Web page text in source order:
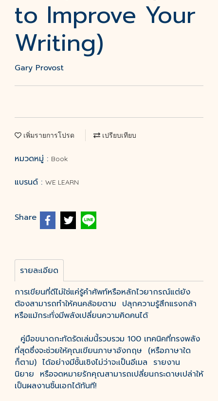
to Improve Your
Writing)
Gary Provost
เพิ่มรายการโปรด เปรียบเทียบ
หมวดหมู่ : Book
แบรนด์ : WE LEARN
Share
รายละเอียด
การเขียนที่ดีไม่ใช่แค่รู้คำศัพท์หรือหลักไวยากรณ์แต่ยัง
ต้องสามารถทำให้คนคล้อยตาม ปลุกความรู้สึกแรงกล้า
หรือแม้กระทั่งมีพลังเปลี่ยนความคิดคนได้
คู่มือขนาดกะทัดรัดเล่มนี้รวบรวม 100 เทคนิคที่ทรงพลัง
ที่สุดซึ่งจะช่วยให้คุณเขียนภาษาอังกฤษ (หรือภาษาใด
ก็ตาม) ได้อย่างมีชั้นเชิงไม่ว่าจะเป็นอีเมล รายงาน
นิยาย หรือจดหมายรักคุณสามารถเปลี่ยนกระดาษเปล่าให้
เป็นผลงานชิ้นเอกได้ทันที!